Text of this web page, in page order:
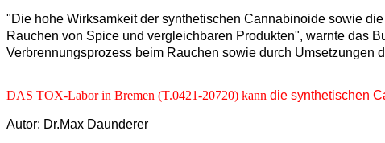
"Die hohe Wirksamkeit der synthetischen Cannabinoide sowie
Rauchen von Spice und vergleichbaren Produkten", warnte das
Verbrennungsprozess beim Rauchen sowie durch Umsetzungen
DAS TOX-Labor in Bremen (T.0421-20720) kann die synthetischen
Autor: Dr.Max Daunderer